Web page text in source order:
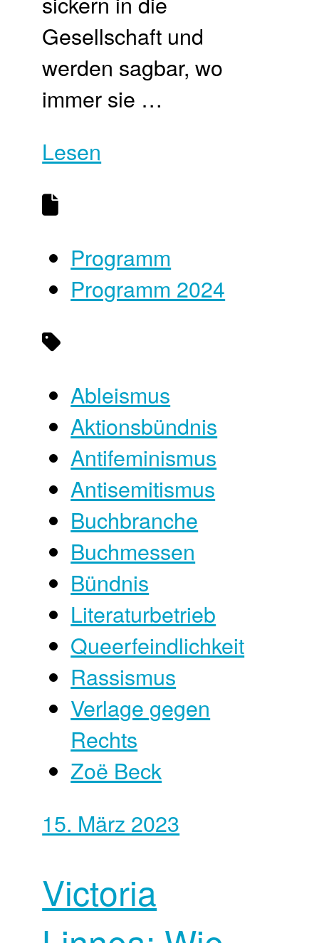
Gesellschaft und
werden sagbar, wo
immer sie …
Lesen
Programm
Programm 2024
Ableismus
Aktionsbündnis
Antifeminismus
Antisemitismus
Buchbranche
Buchmessen
Bündnis
Literaturbetrieb
Queerfeindlichkeit
Rassismus
Verlage gegen
Rechts
Zoë Beck
15. März 2023
Victoria